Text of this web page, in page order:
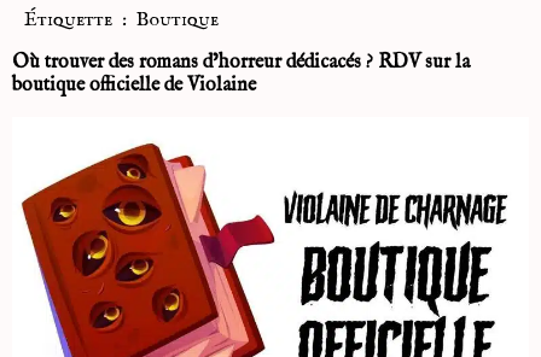
Étiquette : Boutique
Où trouver des romans d’horreur dédicacés ? RDV sur la
boutique officielle de Violaine